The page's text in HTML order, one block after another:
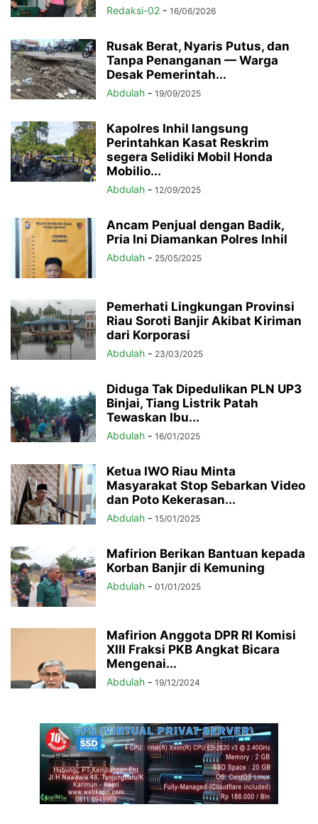
Redaksi-02 - 16/06/2026
Rusak Berat, Nyaris Putus, dan
Tanpa Penanganan — Warga
Desak Pemerintah...
Abdulah - 19/09/2025
Kapolres Inhil langsung
Perintahkan Kasat Reskrim
segera Selidiki Mobil Honda
Mobilio...
Abdulah - 12/09/2025
Ancam Penjual dengan Badik,
Pria Ini Diamankan Polres Inhil
Abdulah - 25/05/2025
Pemerhati Lingkungan Provinsi
Riau Soroti Banjir Akibat Kiriman
dari Korporasi
Abdulah - 23/03/2025
Diduga Tak Dipedulikan PLN UP3
Binjai, Tiang Listrik Patah
Tewaskan Ibu...
Abdulah - 16/01/2025
Ketua IWO Riau Minta
Masyarakat Stop Sebarkan Video
dan Poto Kekerasan...
Abdulah - 15/01/2025
Mafirion Berikan Bantuan kepada
Korban Banjir di Kemuning
Abdulah - 01/01/2025
Mafirion Anggota DPR RI Komisi
XIII Fraksi PKB Angkat Bicara
Mengenai...
Abdulah - 19/12/2024